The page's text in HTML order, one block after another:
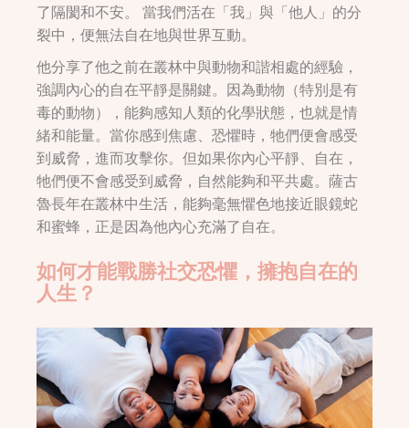
了隔閡和不安。 當我們活在「我」與「他人」的分
裂中，便無法自在地與世界互動。
他分享了他之前在叢林中與動物和諧相處的經驗，
強調內心的自在平靜是關鍵。因為動物（特別是有
毒的動物），能夠感知人類的化學狀態，也就是情
緒和能量。當你感到焦慮、恐懼時，牠們便會感受
到威脅，進而攻擊你。但如果你內心平靜、自在，
牠們便不會感受到威脅，自然能夠和平共處。薩古
魯長年在叢林中生活，能夠毫無懼色地接近眼鏡蛇
和蜜蜂，正是因為他內心充滿了自在。
如何才能戰勝社交恐懼，擁抱自在的
人生？